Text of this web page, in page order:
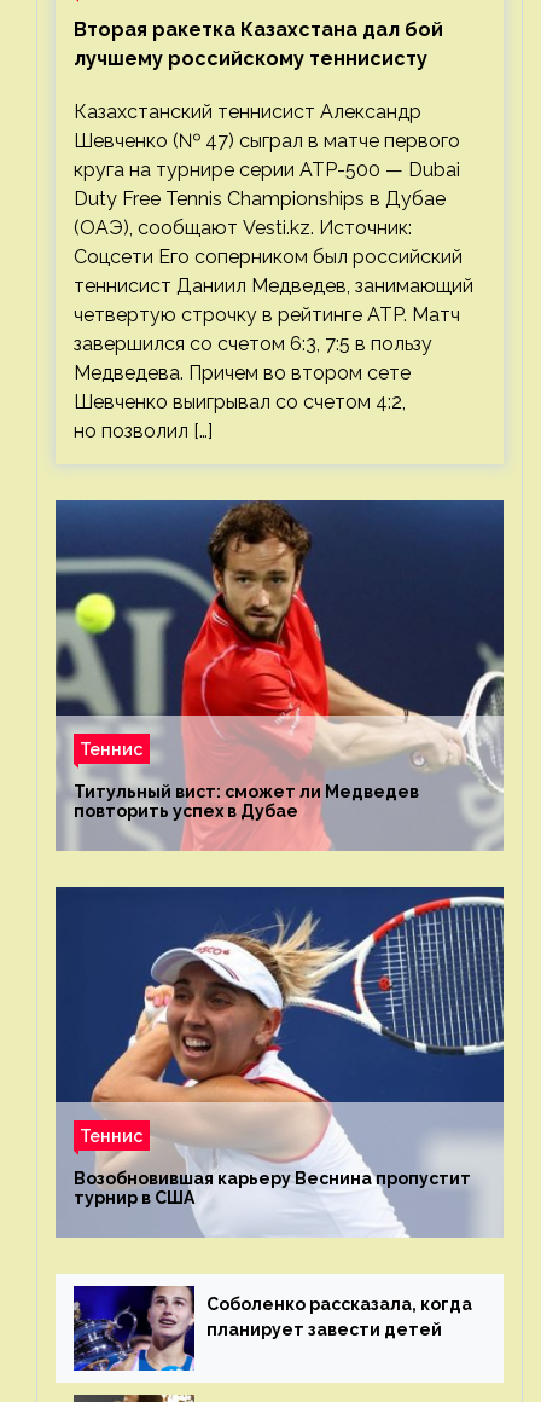
Вторая ракетка Казахстана дал бой
лучшему российскому теннисисту
Казахстанский теннисист Александр
Шевченко (№ 47) сыграл в матче первого
круга на турнире серии ATP-500 — Dubai
Duty Free Tennis Championships в Дубае
(ОАЭ), сообщают Vesti.kz. Источник:
Соцсети Его соперником был российский
теннисист Даниил Медведев, занимающий
четвертую строчку в рейтинге ATP. Матч
завершился со счетом 6:3, 7:5 в пользу
Медведева. Причем во втором сете
Шевченко выигрывал со счетом 4:2,
но позволил […]
Теннис
Титульный вист: сможет ли Медведев
повторить успех в Дубае
Теннис
Возобновившая карьеру Веснина пропустит
турнир в США
Соболенко рассказала, когда
планирует завести детей